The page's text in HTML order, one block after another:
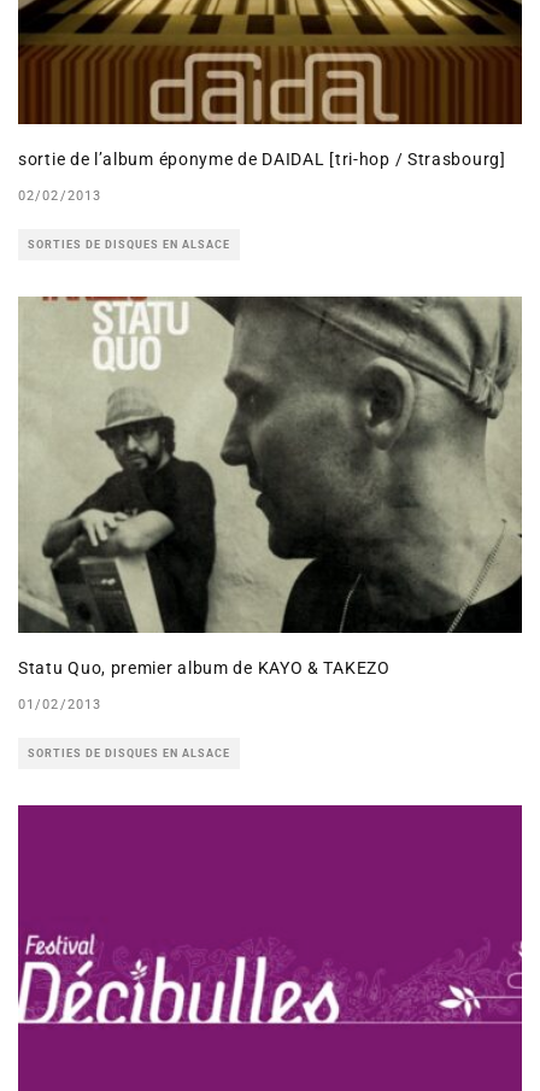
sortie de l’album éponyme de DAIDAL [tri-hop / Strasbourg]
02/02/2013
SORTIES DE DISQUES EN ALSACE
Statu Quo, premier album de KAYO & TAKEZO
01/02/2013
SORTIES DE DISQUES EN ALSACE